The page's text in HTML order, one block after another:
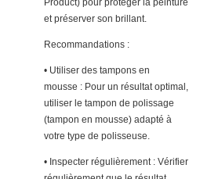
Product) pour protéger la peinture
et préserver son brillant.
Recommandations :
• Utiliser des tampons en
mousse : Pour un résultat optimal,
utiliser le tampon de polissage
(tampon en mousse) adapté à
votre type de polisseuse.
• Inspecter régulièrement : Vérifier